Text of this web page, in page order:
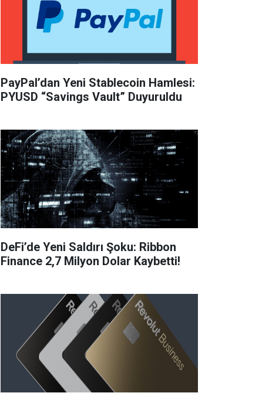
PayPal’dan Yeni Stablecoin Hamlesi:
PYUSD “Savings Vault” Duyuruldu
DeFi’de Yeni Saldırı Şoku: Ribbon
Finance 2,7 Milyon Dolar Kaybetti!